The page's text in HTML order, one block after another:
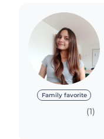
Family favorite
(1)